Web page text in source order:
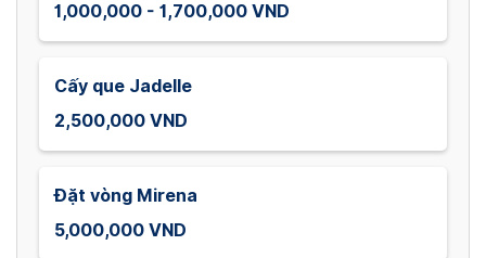
1,000,000 - 1,700,000 VND
Cấy que Jadelle
2,500,000 VND
Đặt vòng Mirena
5,000,000 VND